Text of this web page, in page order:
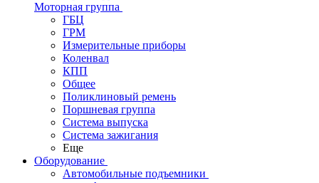
Моторная группа
ГБЦ
ГРМ
Измерительные приборы
Коленвал
КПП
Общее
Поликлиновый ремень
Поршневая группа
Система выпуска
Система зажигания
Еще
Оборудование
Автомобильные подъемники